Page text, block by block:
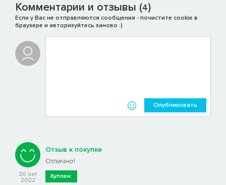
Комментарии и отзывы (4)
Если у Вас не отправляются сообщения - почистите cookie в
браузере и авторизуйтесь заново :)
Опубликовать
30 окт
2022
Отзыв к покупке
Отлично!
Куплен: